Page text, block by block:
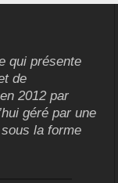
qui présente
de
2012 par
géré par une
la forme